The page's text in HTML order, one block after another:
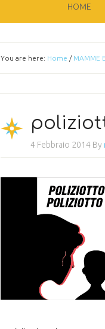
HOME
You are here: Home / MAMME
4 Febbraio 2014 By